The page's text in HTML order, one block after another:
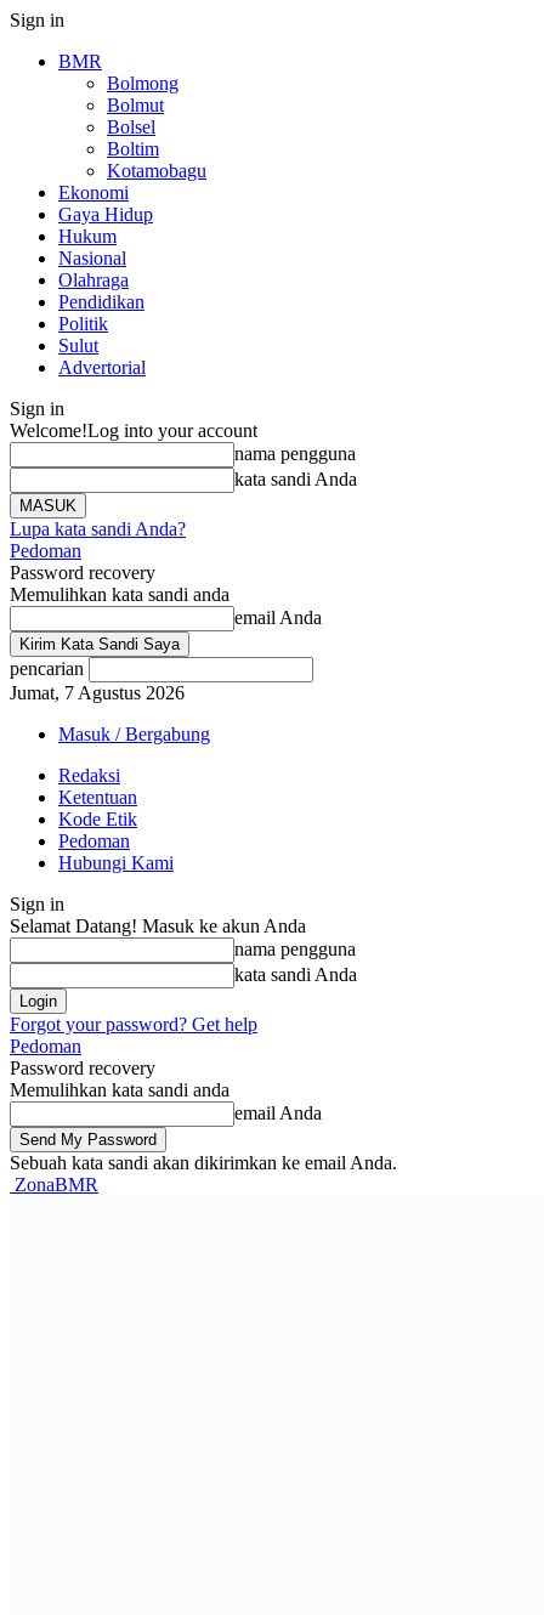
Sign in
BMR
Bolmong
Bolmut
Bolsel
Boltim
Kotamobagu
Ekonomi
Gaya Hidup
Hukum
Nasional
Olahraga
Pendidikan
Politik
Sulut
Advertorial
Sign in
Welcome!Log into your account
nama pengguna
kata sandi Anda
Lupa kata sandi Anda?
Pedoman
Password recovery
Memulihkan kata sandi anda
email Anda
pencarian
Jumat, 7 Agustus 2026
Masuk / Bergabung
Redaksi
Ketentuan
Kode Etik
Pedoman
Hubungi Kami
Sign in
Selamat Datang! Masuk ke akun Anda
nama pengguna
kata sandi Anda
Forgot your password? Get help
Pedoman
Password recovery
Memulihkan kata sandi anda
email Anda
Sebuah kata sandi akan dikirimkan ke email Anda.
ZonaBMR